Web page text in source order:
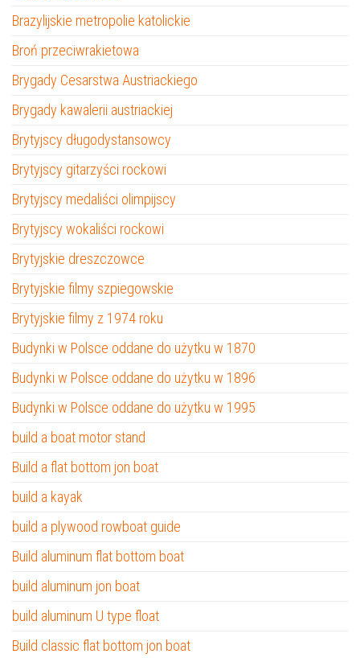
Brazylijskie metropolie katolickie
Broń przeciwrakietowa
Brygady Cesarstwa Austriackiego
Brygady kawalerii austriackiej
Brytyjscy długodystansowcy
Brytyjscy gitarzyści rockowi
Brytyjscy medaliści olimpijscy
Brytyjscy wokaliści rockowi
Brytyjskie dreszczowce
Brytyjskie filmy szpiegowskie
Brytyjskie filmy z 1974 roku
Budynki w Polsce oddane do użytku w 1870
Budynki w Polsce oddane do użytku w 1896
Budynki w Polsce oddane do użytku w 1995
build a boat motor stand
Build a flat bottom jon boat
build a kayak
build a plywood rowboat guide
Build aluminum flat bottom boat
build aluminum jon boat
build aluminum U type float
Build classic flat bottom jon boat